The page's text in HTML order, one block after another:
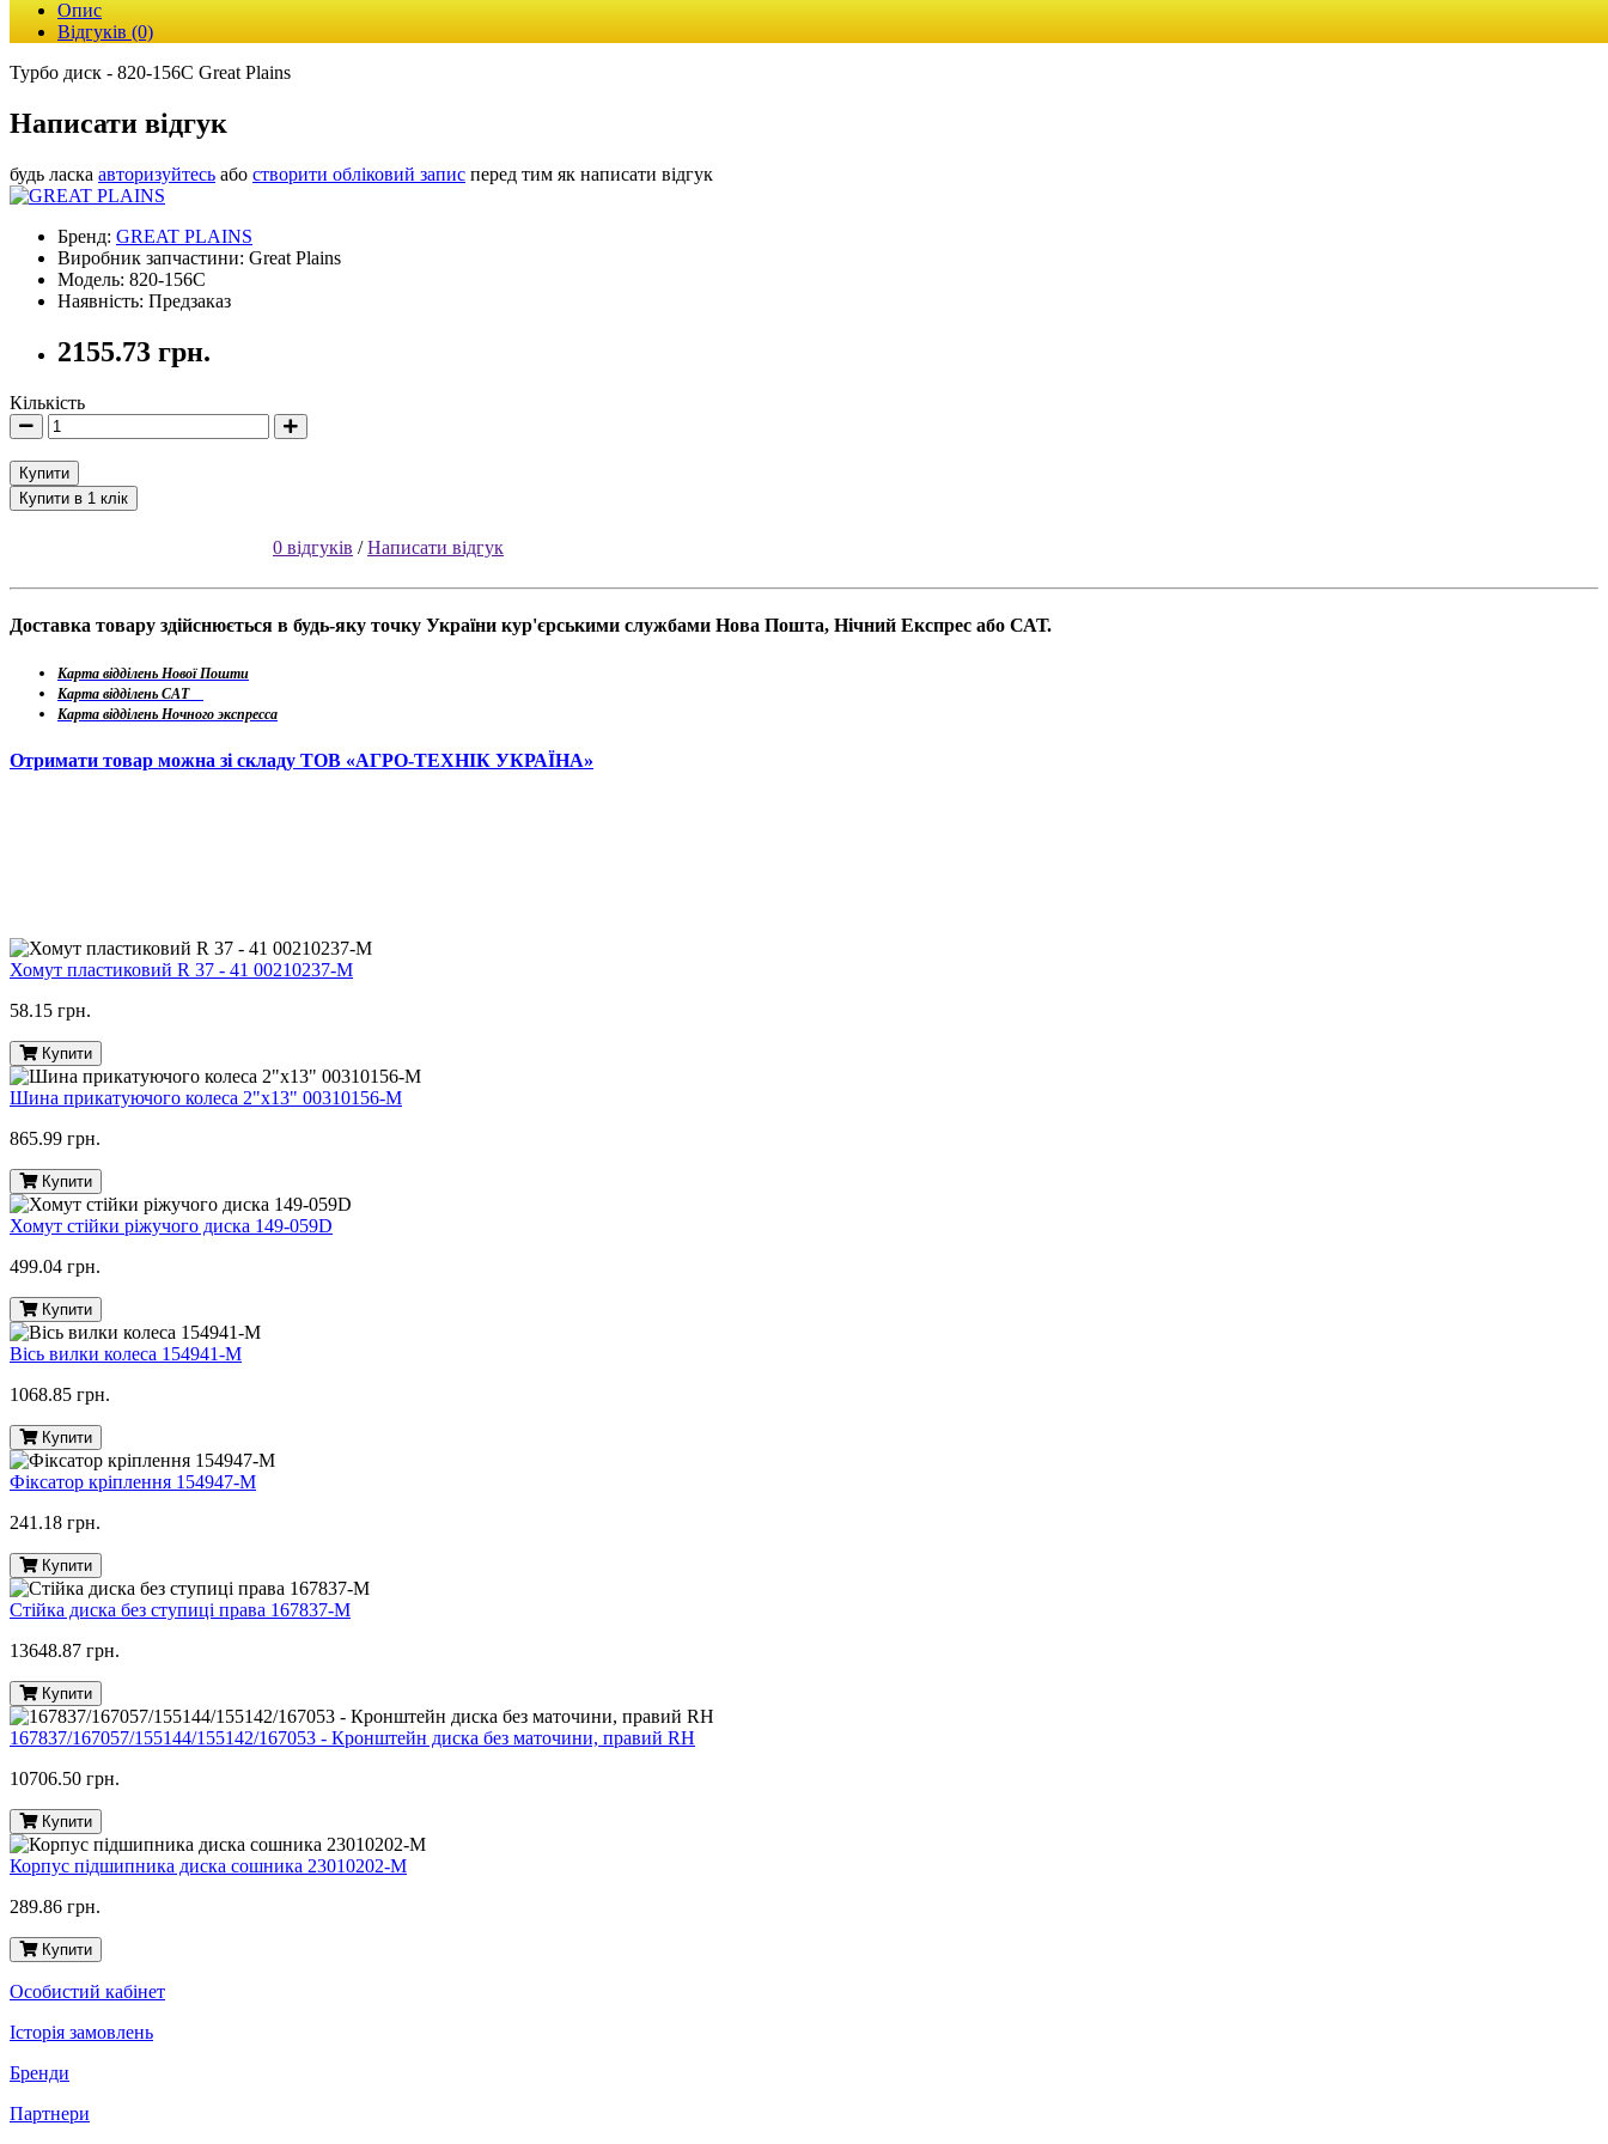
Опис
Відгуків (0)
Турбо диск - 820-156С Great Plains
Написати відгук
будь ласка авторизуйтесь або створити обліковий запис перед тим як написати відгук
Бренд: GREAT PLAINS
Виробник запчастини: Great Plains
Модель: 820-156C
Наявність: Предзаказ
2155.73 грн.
Кількість
Купити
Купити в 1 клік
0 відгуків /Написати відгук
Доставка товару здійснюється в будь-яку точку України кур'єрськими службами Нова Пошта, Нічний Експрес або САТ.
Карта відділень Нової Пошти
Карта відділень САТ
Карта відділень Ночного экспресса
Отримати товар можна зі складу ТОВ «АГРО-ТЕХНІК УКРАЇНА»
Хомут пластиковий R 37 - 41 00210237-M
58.15 грн.
Купити
Шина прикатуючого колеса 2"х13" 00310156-M
865.99 грн.
Купити
Хомут стійки ріжучого диска 149-059D
499.04 грн.
Купити
Вісь вилки колеса 154941-M
1068.85 грн.
Купити
Фіксатор кріплення 154947-M
241.18 грн.
Купити
Стійка диска без ступиці права 167837-M
13648.87 грн.
Купити
167837/167057/155144/155142/167053 - Кронштейн диска без маточини, правий RH
10706.50 грн.
Купити
Корпус підшипника диска сошника 23010202-M
289.86 грн.
Купити
Особистий кабінет
Історія замовлень
Бренди
Партнери